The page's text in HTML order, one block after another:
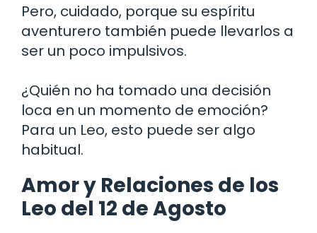
Pero, cuidado, porque su espíritu
aventurero también puede llevarlos a
ser un poco impulsivos.
¿Quién no ha tomado una decisión
loca en un momento de emoción?
Para un Leo, esto puede ser algo
habitual.
Amor y Relaciones de los
Leo del 12 de Agosto